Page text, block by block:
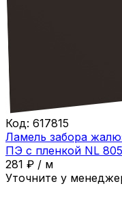
Код: 617815
Ламель забора
ПЭ с пленкой NL
281 ₽ / м
Уточните у